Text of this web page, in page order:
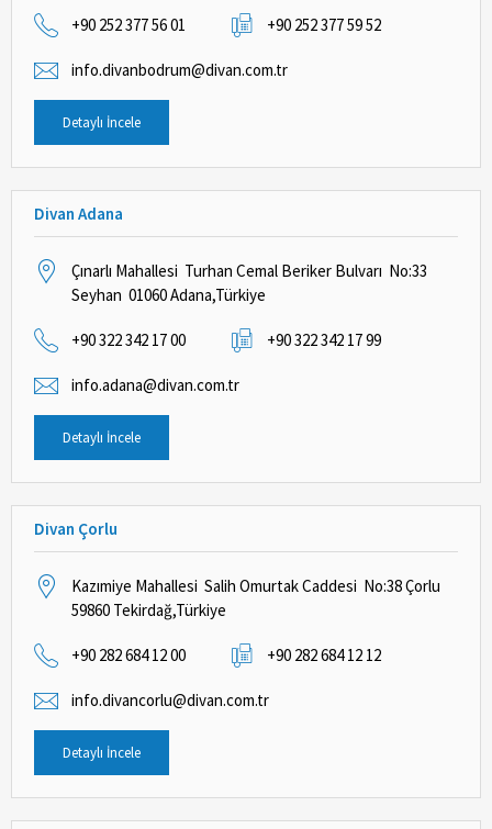
+90 252 377 56 01 +90 252 377 59 52
info.divanbodrum@divan.com.tr
Detaylı İncele
Divan Adana
Çınarlı Mahallesi Turhan Cemal Beriker Bulvarı No:33
Seyhan 01060 Adana,Türkiye
+90 322 342 17 00 +90 322 342 17 99
info.adana@divan.com.tr
Detaylı İncele
Divan Çorlu
Kazımiye Mahallesi Salih Omurtak Caddesi No:38 Çorlu
59860 Tekirdağ,Türkiye
+90 282 684 12 00 +90 282 684 12 12
info.divancorlu@divan.com.tr
Detaylı İncele